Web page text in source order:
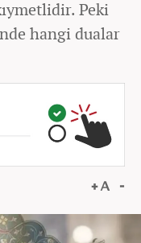
Peki
hangi dualar